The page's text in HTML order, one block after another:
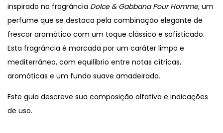
inspirado na fragrância Dolce & Gabbana Pour Homme, um
perfume que se destaca pela combinação elegante de
frescor aromático com um toque clássico e sofisticado.
Esta fragrância é marcada por um caráter limpo e
mediterrâneo, com equilíbrio entre notas cítricas,
aromáticas e um fundo suave amadeirado.
Este guia descreve sua composição olfativa e indicações
de uso.